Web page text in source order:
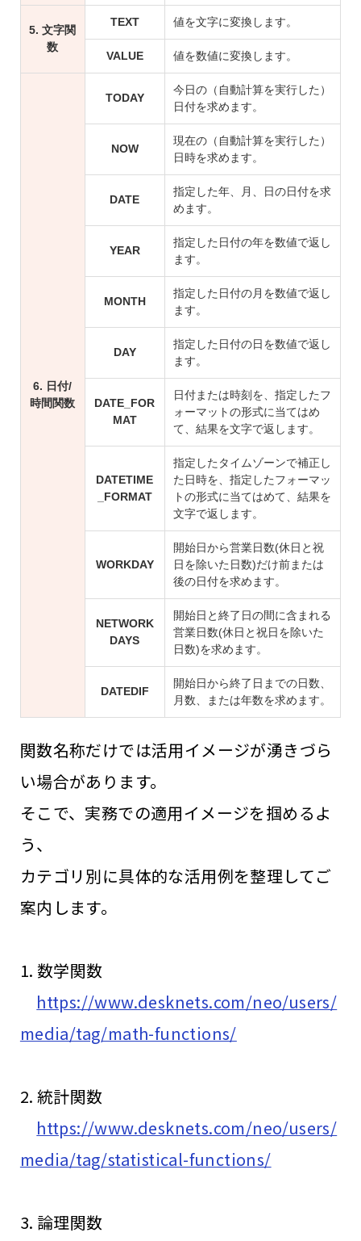
5. 文字関
数
TEXT 値を文字に変換します。
VALUE 値を数値に変換します。
6. 日付/
時間関数
TODAY
今日の（自動計算を実行した）
日付を求めます。
NOW
現在の（自動計算を実行した）
日時を求めます。
DATE
指定した年、月、日の日付を求
めます。
YEAR
指定した日付の年を数値で返し
ます。
MONTH
指定した日付の月を数値で返し
ます。
DAY
指定した日付の日を数値で返し
ます。
DATE_FOR
MAT
日付または時刻を、指定したフ
ォーマットの形式に当てはめ
て、結果を文字で返します。
DATETIME
_FORMAT
指定したタイムゾーンで補正し
た日時を、指定したフォーマッ
トの形式に当てはめて、結果を
文字で返します。
WORKDAY
開始日から営業日数(休日と祝
日を除いた日数)だけ前または
後の日付を求めます。
NETWORK
DAYS
開始日と終了日の間に含まれる
営業日数(休日と祝日を除いた
日数)を求めます。
DATEDIF
開始日から終了日までの日数、
月数、または年数を求めます。
関数名称だけでは活用イメージが湧きづら
い場合があります。
そこで、実務での適用イメージを掴めるよ
う、
カテゴリ別に具体的な活用例を整理してご
案内します。
1. 数学関数
https://www.desknets.com/neo/users/
media/tag/math-functions/
2. 統計関数
https://www.desknets.com/neo/users/
media/tag/statistical-functions/
3. 論理関数